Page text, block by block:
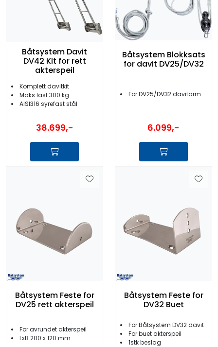
Båtsystem Davit
DV42 Kit for rett
akterspeil
Komplett davitkit
Maks last 300 kg
AISI316 syrefast stål
38.699,-
Båtsystem Blokksats
for davit DV25/DV32
For DV25/DV32 davitarm
6.099,-
Båtsystem Feste for
DV25 rett akterspeil
For avrundet akterspeil
LxB 200 x 120 mm
Båtsystem Feste for
DV32 Buet
For Båtsystem DV32 davit
For buet akterspeil
1stk beslag